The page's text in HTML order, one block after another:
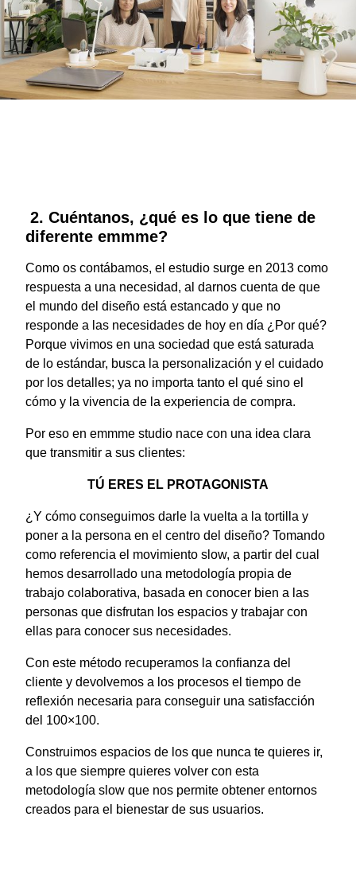
2. Cuéntanos, ¿qué es lo que tiene de
diferente emmme?
Como os contábamos, el estudio surge en 2013 como
respuesta a una necesidad, al darnos cuenta de que
el mundo del diseño está estancado y que no
responde a las necesidades de hoy en día ¿Por qué?
Porque vivimos en una sociedad que está saturada
de lo estándar, busca la personalización y el cuidado
por los detalles; ya no importa tanto el qué sino el
cómo y la vivencia de la experiencia de compra.
Por eso en emmme studio nace con una idea clara
que transmitir a sus clientes:
TÚ ERES EL PROTAGONISTA
¿Y cómo conseguimos darle la vuelta a la tortilla y
poner a la persona en el centro del diseño? Tomando
como referencia el movimiento slow, a partir del cual
hemos desarrollado una metodología propia de
trabajo colaborativa, basada en conocer bien a las
personas que disfrutan los espacios y trabajar con
ellas para conocer sus necesidades.
Con este método recuperamos la confianza del
cliente y devolvemos a los procesos el tiempo de
reflexión necesaria para conseguir una satisfacción
del 100×100.
Construimos espacios de los que nunca te quieres ir,
a los que siempre quieres volver con esta
metodología slow que nos permite obtener entornos
creados para el bienestar de sus usuarios.